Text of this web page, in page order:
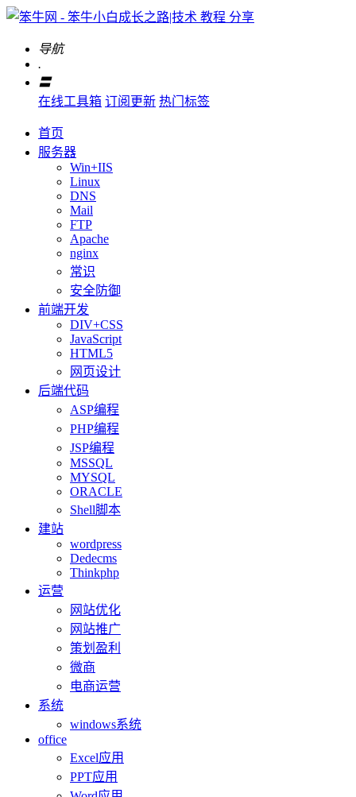
导航
.
〓
在线工具箱 订阅更新 热门标签
首页
服务器
Win+IIS
Linux
DNS
Mail
FTP
Apache
nginx
常识
安全防御
前端开发
DIV+CSS
JavaScript
HTML5
网页设计
后端代码
ASP编程
PHP编程
JSP编程
MSSQL
MYSQL
ORACLE
Shell脚本
建站
wordpress
Dedecms
Thinkphp
运营
网站优化
网站推广
策划盈利
微商
电商运营
系统
windows系统
office
Excel应用
PPT应用